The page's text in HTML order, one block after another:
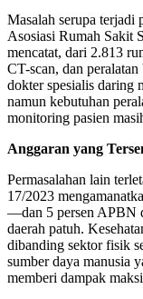
Masalah serupa terjadi
Asosiasi Rumah Sakit
mencatat, dari 2.813
CT-scan, dan
dokter spesialis daring
namun kebutuhan
monitoring pasien
Anggaran yang
Permasalahan lain
17/2023
—dan 5 persen APBN
daerah patuh.
dibanding sektor fisik
sumber daya manusia
memberi dampak